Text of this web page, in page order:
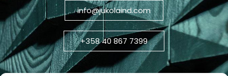
info@jukolaind.com
+358 40 867 7399